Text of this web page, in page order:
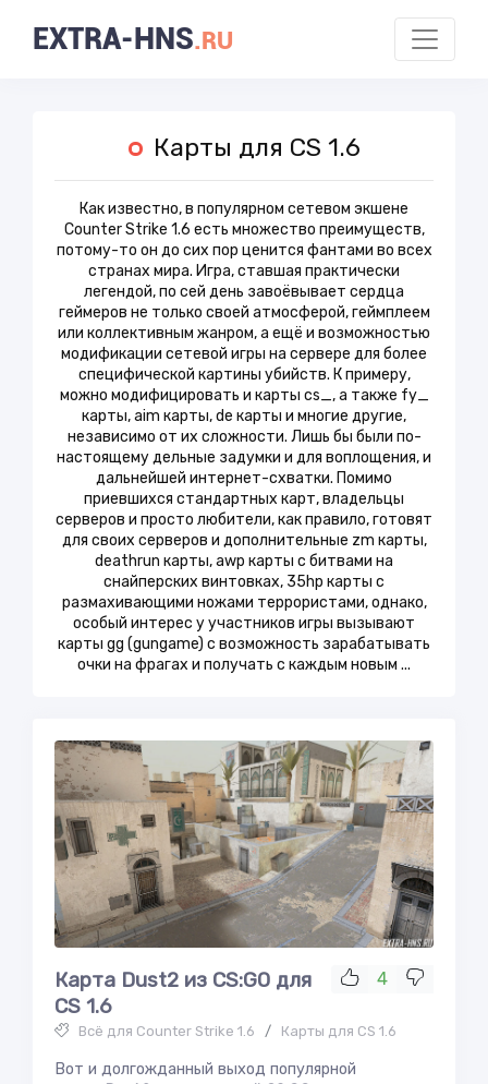
EXTRA-HNS.RU
Карты для CS 1.6
Как известно, в популярном сетевом экшене
Counter Strike 1.6 есть множество преимуществ,
потому-то он до сих пор ценится фантами во всех
странах мира. Игра, ставшая практически
легендой, по сей день завоёвывает сердца
геймеров не только своей атмосферой, геймплеем
или коллективным жанром, а ещё и возможностью
модификации сетевой игры на сервере для более
специфической картины убийств. К примеру,
можно модифицировать и карты cs_, а также fy_
карты, aim карты, de карты и многие другие,
независимо от их сложности. Лишь бы были по-
настоящему дельные задумки и для воплощения, и
дальнейшей интернет-схватки. Помимо
приевшихся стандартных карт, владельцы
серверов и просто любители, как правило, готовят
для своих серверов и дополнительные zm карты,
deathrun карты, awp карты с битвами на
снайперских винтовках, 35hp карты с
размахивающими ножами террористами, однако,
особый интерес у участников игры вызывают
карты gg (gungame) с возможность зарабатывать
очки на фрагах и получать с каждым новым ...
4
Карта Dust2 из CS:GO для
CS 1.6
Всё для Counter Strike 1.6 / Карты для CS 1.6
Вот и долгожданный выход популярной